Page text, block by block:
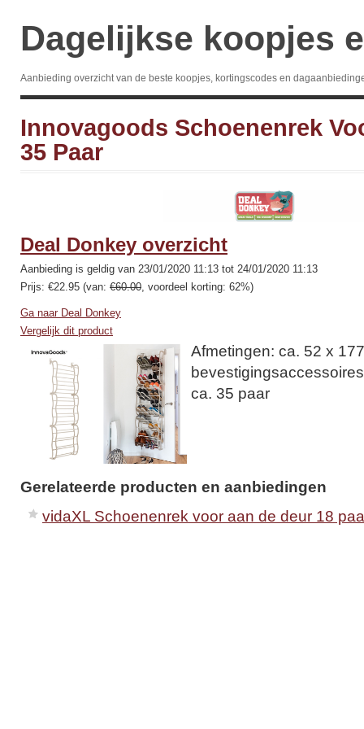
Dagelijkse koopjes
Aanbieding overzicht van de beste koopjes, kortingscodes en
Innovagoods Schoenenrek
35 Paar
Deal Donkey overzicht
Aanbieding is geldig van 23/01/2020 11:13 tot 24/01/2020 11:13
Prijs: €22.95 (van: €60.00, voordeel korting: 62%)
Ga naar Deal Donkey
Vergelijk dit product
Afmetingen: ca. 52 x
ca. 35 paar
Gerelateerde producten en aanbiedingen
vidaXL Schoenenrek voor aan de deur 18